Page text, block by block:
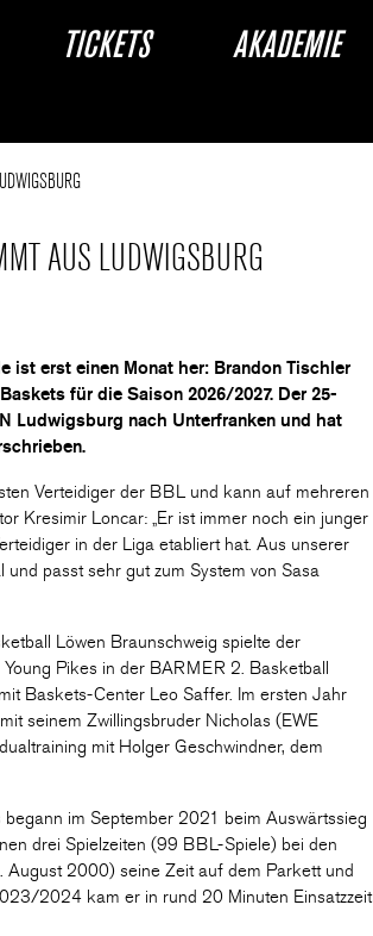
TICKETS AKADEMIE
AUS LUDWIGSBURG
ist erst einen Monat her: Brandon Tischler
für die Saison 2026/2027. Der 25-
Ludwigsburg nach Unterfranken und hat
Verteidiger der BBL und kann auf mehreren
Kresimir Loncar: „Er ist immer noch ein junger
in der Liga etabliert hat. Aus unserer
passt sehr gut zum System von Sasa
Löwen Braunschweig spielte der
Pikes in der BARMER 2. Basketball
Baskets-Center Leo Saffer. Im ersten Jahr
seinem Zwillingsbruder Nicholas (EWE
mit Holger Geschwindner, dem
im September 2021 beim Auswärtssieg
drei Spielzeiten (99 BBL-Spiele) bei den
2000) seine Zeit auf dem Parkett und
2024 kam er in rund 20 Minuten Einsatzzeit